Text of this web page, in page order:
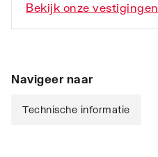
Bekijk onze vestigingen
Navigeer naar
Technische informatie